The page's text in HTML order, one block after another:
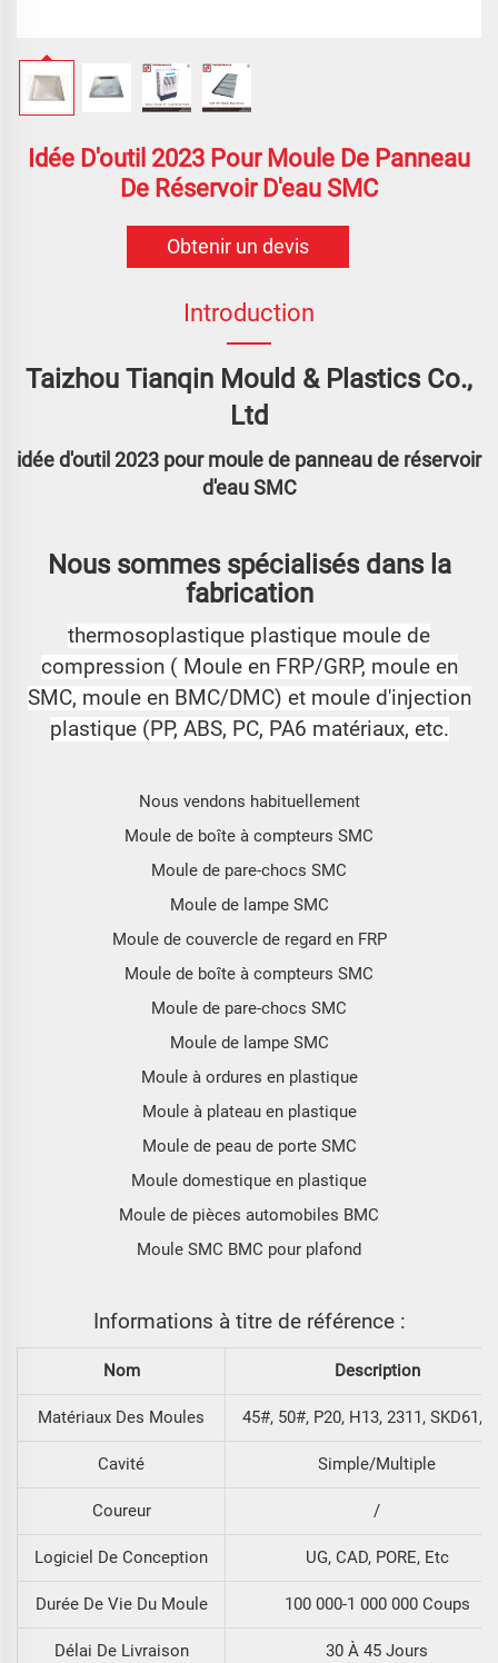
Idée D'outil 2023 Pour Moule De Panneau
De Réservoir D'eau SMC
Obtenir un devis
Introduction
Taizhou Tianqin Mould & Plastics Co.,
Ltd
idée d'outil 2023 pour moule de panneau de réservoir
d'eau SMC
Nous sommes spécialisés dans la
fabrication
thermosoplastique plastique moule de
compression ( Moule en FRP/GRP, moule en
SMC, moule en BMC/DMC) et moule d'injection
plastique (PP, ABS, PC, PA6 matériaux, etc.
Nous vendons habituellement
Moule de boîte à compteurs SMC
Moule de pare-chocs SMC
Moule de lampe SMC
Moule de couvercle de regard en FRP
Moule de boîte à compteurs SMC
Moule de pare-chocs SMC
Moule de lampe SMC
Moule à ordures en plastique
Moule à plateau en plastique
Moule de peau de porte SMC
Moule domestique en plastique
Moule de pièces automobiles BMC
Moule SMC BMC pour plafond
Informations à titre de référence :
Nom Description
Matériaux Des Moules 45#, 50#, P20, H13, 2311, SKD61,
Cavité Simple/Multiple
Coureur /
Logiciel De Conception UG, CAD, PORE, Etc
Durée De Vie Du Moule 100 000-1 000 000 Coups
Délai De Livraison 30 À 45 Jours